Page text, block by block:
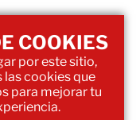
COOKIES
por este sitio,
las cookies que
para mejorar tu